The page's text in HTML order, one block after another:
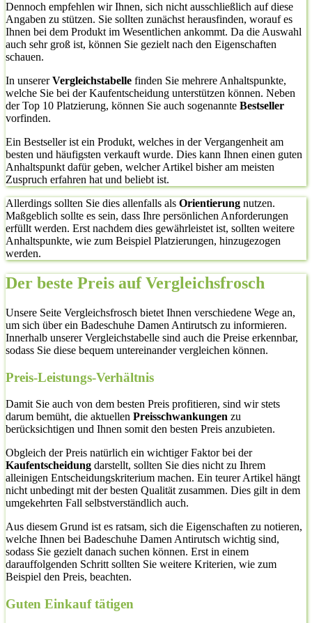
Dennoch empfehlen wir Ihnen, sich nicht ausschließlich auf diese
Angaben zu stützen. Sie sollten zunächst herausfinden, worauf es
Ihnen bei dem Produkt im Wesentlichen ankommt. Da die Auswahl
auch sehr groß ist, können Sie gezielt nach den Eigenschaften
schauen.
In unsererVergleichstabelle finden Sie mehrere Anhaltspunkte,
welche Sie bei der Kaufentscheidung unterstützen können. Neben
der Top 10 Platzierung, können Sie auch sogenannte Bestseller
vorfinden.
Ein Bestseller ist ein Produkt, welches in der Vergangenheit am
besten und häufigsten verkauft wurde. Dies kann Ihnen einen guten
Anhaltspunkt dafür geben, welcher Artikel bisher am meisten
Zuspruch erfahren hat und beliebt ist.
Allerdings sollten Sie dies allenfalls als Orientierung nutzen.
Maßgeblich sollte es sein, dass Ihre persönlichen Anforderungen
erfüllt werden. Erst nachdem dies gewährleistet ist, sollten weitere
Anhaltspunkte, wie zum Beispiel Platzierungen, hinzugezogen
werden.
Der beste Preis auf Vergleichsfrosch
Unsere Seite Vergleichsfrosch bietet Ihnen verschiedene Wege an,
um sich über ein Badeschuhe Damen Antirutsch zu informieren.
Innerhalb unserer Vergleichstabelle sind auch die Preise erkennbar,
sodass Sie diese bequem untereinander vergleichen können.
Preis-Leistungs-Verhältnis
Damit Sie auch von dem besten Preis profitieren, sind wir stets
darum bemüht, die aktuellen Preisschwankungen zu
berücksichtigen und Ihnen somit den besten Preis anzubieten.
Obgleich der Preis natürlich ein wichtiger Faktor bei der
Kaufentscheidung darstellt, sollten Sie dies nicht zu Ihrem
alleinigen Entscheidungskriterium machen. Ein teurer Artikel hängt
nicht unbedingt mit der besten Qualität zusammen. Dies gilt in dem
umgekehrten Fall selbstverständlich auch.
Aus diesem Grund ist es ratsam, sich die Eigenschaften zu notieren,
welche Ihnen bei Badeschuhe Damen Antirutsch wichtig sind,
sodass Sie gezielt danach suchen können. Erst in einem
darauffolgenden Schritt sollten Sie weitere Kriterien, wie zum
Beispiel den Preis, beachten.
Guten Einkauf tätigen